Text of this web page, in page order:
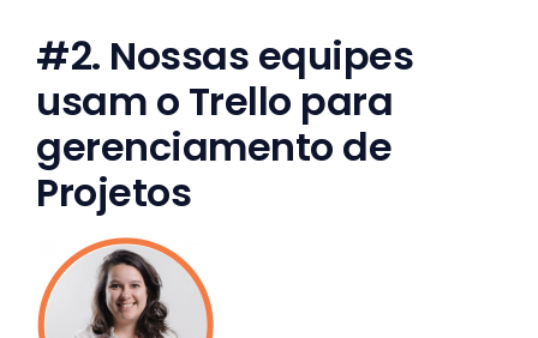
#2. Nossas equipes
usam o Trello para
gerenciamento de
Projetos